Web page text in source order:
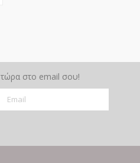
τώρα στο email σου!